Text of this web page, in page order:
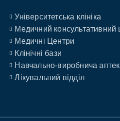
Університетська клініка
Медичний консультативний
Медичні Центри
Клінічні бази
Навчально-виробнича
Лікувальний відділ